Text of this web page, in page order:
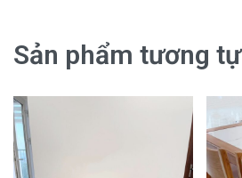
Sản phẩm tương tự